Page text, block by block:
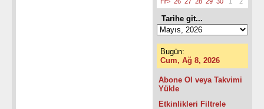
Tarihe git...
Bugün:
Cum, Ağ 8, 2026
Abone Ol veya Takvimi
Yükle
Etkinlikleri Filtrele